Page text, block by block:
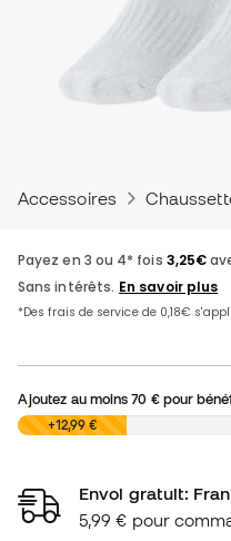
Accessoires
Ajoutez au moins70 €pour
0,00 €+12,99 €
Envoi gratuit:
5,99 € pour